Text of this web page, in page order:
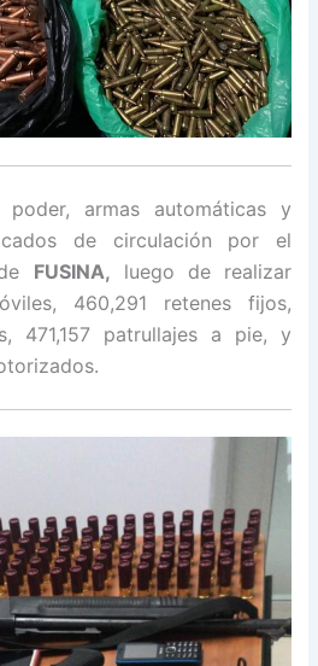
armas automáticas y
de circulación por el
FUSINA, luego de realizar
460,291 retenes fijos,
471,157 patrullajes a pie, y